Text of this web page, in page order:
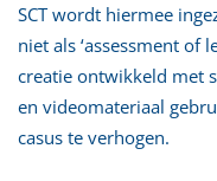
SCT wordt hiermee
niet als ‘assessment of
creatie ontwikkeld met
en videomateriaal
casus te verhogen.